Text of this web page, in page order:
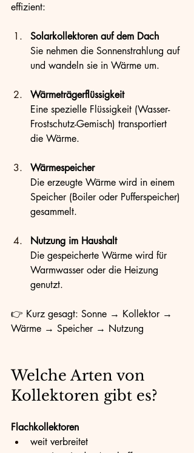
effizient:
Solarkollektoren auf dem Dach
Sie nehmen die Sonnenstrahlung auf
und wandeln sie in Wärme um.
Wärmeträgerflüssigkeit
Eine spezielle Flüssigkeit (Wasser-
Frostschutz-Gemisch) transportiert
die Wärme.
Wärmespeicher
Die erzeugte Wärme wird in einem
Speicher (Boiler oder Pufferspeicher)
gesammelt.
Nutzung im Haushalt
Die gespeicherte Wärme wird für
Warmwasser oder die Heizung
genutzt.
👉 Kurz gesagt: Sonne → Kollektor →
Wärme → Speicher → Nutzung
Welche Arten von
Kollektoren gibt es?
Flachkollektoren
weit verbreitet